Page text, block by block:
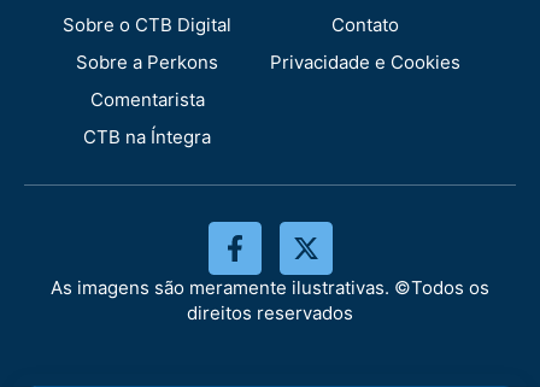
Sobre o CTB Digital
Sobre a Perkons
Comentarista
CTB na Íntegra
Contato
Privacidade e Cookies
As imagens são meramente ilustrativas. ©Todos os
direitos reservados